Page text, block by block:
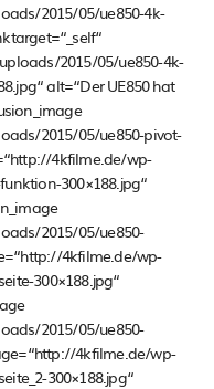
2015/05/ue850-4k-
2015/05/ue850-4k-
alt=“Der UE850 hat
2015/05/ue850-pivot-
4kfilme.de/wp-
300×188.jpg“
2015/05/ue850-
4kfilme.de/wp-
300×188.jpg“
2015/05/ue850-
4kfilme.de/wp-
300×188.jpg“